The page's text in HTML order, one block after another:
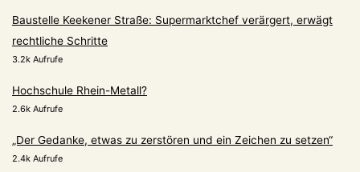
Baustelle Keekener Straße: Supermarktchef verärgert, erwägt
rechtliche Schritte
3.2k Aufrufe
Hochschule Rhein-Metall?
2.6k Aufrufe
„Der Gedanke, etwas zu zerstören und ein Zeichen zu setzen“
2.4k Aufrufe